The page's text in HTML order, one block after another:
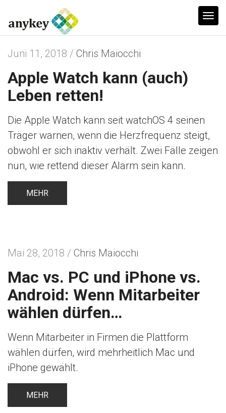
T
Juni 11, 2018 / Chris Maiocchi
Apple Watch kann (auch)
Leben retten!
Die Apple Watch kann seit watchOS 4 seinen
Träger warnen, wenn die Herzfrequenz steigt,
obwohl er sich inaktiv verhält. Zwei Fälle zeigen
nun, wie rettend dieser Alarm sein kann.
MEHR
Mai 28, 2018 / Chris Maiocchi
Mac vs. PC und iPhone vs.
Android: Wenn Mitarbeiter
wählen dürfen…
Wenn Mitarbeiter in Firmen die Plattform
wählen dürfen, wird mehrheitlich Mac und
iPhone gewählt.
MEHR